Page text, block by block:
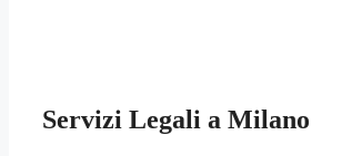
Servizi Legali a Milano